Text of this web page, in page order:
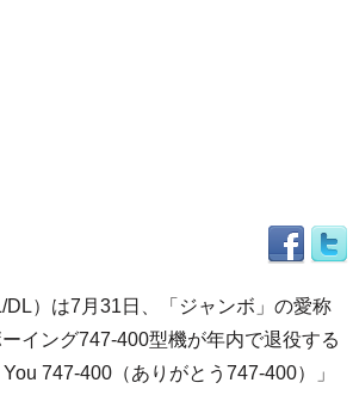
）は7月31日、「ジャンボ」の愛称
イング747-400型機が年内で退役する
747-400（ありがとう747-400）」